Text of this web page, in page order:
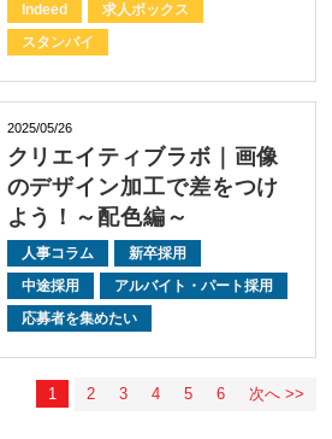
Indeed
求人ボックス
スタンバイ
2025/05/26
クリエイティブラボ｜画像
のデザイン加工で差をつけ
よう！～配色編～
人事コラム
新卒採用
中途採用
アルバイト・パート採用
応募者を集めたい
1 2 3 4 5 6 次へ >>